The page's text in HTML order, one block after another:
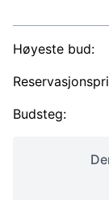
Høyeste bud:
Budsteg: